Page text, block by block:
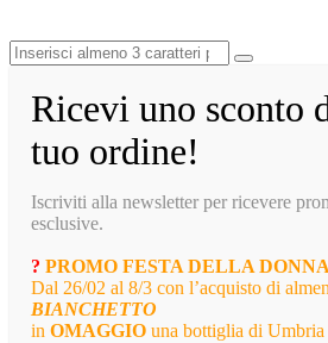
Ricevi uno sconto
tuo ordine!
Iscriviti alla newsletter per ricevere
esclusive.
? PROMO FESTA DELLA
Dal 26/02 al 8/3 con l’acquisto di
BIANCHETTO
in OMAGGIO una bottiglia di